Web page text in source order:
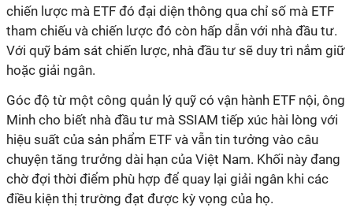
chiến lược mà ETF đó đại diện thông qua chỉ số mà ETF
tham chiếu và chiến lược đó còn hấp dẫn với nhà đầu tư.
Với quỹ bám sát chiến lược, nhà đầu tư sẽ duy trì nắm giữ
hoặc giải ngân.
Góc độ từ một công quản lý quỹ có vận hành ETF nội, ông
Minh cho biết nhà đầu tư mà SSIAM tiếp xúc hài lòng với
hiệu suất của sản phẩm ETF và vẫn tin tưởng vào câu
chuyện tăng trưởng dài hạn của Việt Nam. Khối này đang
chờ đợi thời điểm phù hợp để quay lại giải ngân khi các
điều kiện thị trường đạt được kỳ vọng của họ.